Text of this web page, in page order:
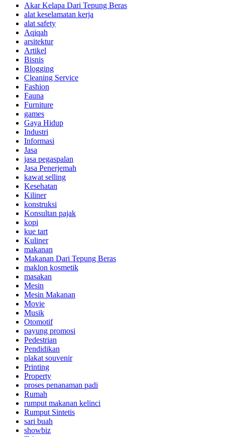
Akar Kelapa Dari Tepung Beras
alat keselamatan kerja
alat safety
Aqiqah
arsitektur
Artikel
Bisnis
Blogging
Cleaning Service
Fashion
Fauna
Furniture
games
Gaya Hidup
Industri
Informasi
Jasa
jasa pegaspalan
Jasa Penerjemah
kawat selling
Kesehatan
Kiliner
konstruksi
Konsultan pajak
kopi
kue tart
Kuliner
makanan
Makanan Dari Tepung Beras
maklon kosmetik
masakan
Mesin
Mesin Makanan
Movie
Musik
Otomotif
payung promosi
Pedestrian
Pendidikan
plakat souvenir
Printing
Property
proses penanaman padi
Rumah
rumput makanan kelinci
Rumput Sintetis
sari buah
showbiz